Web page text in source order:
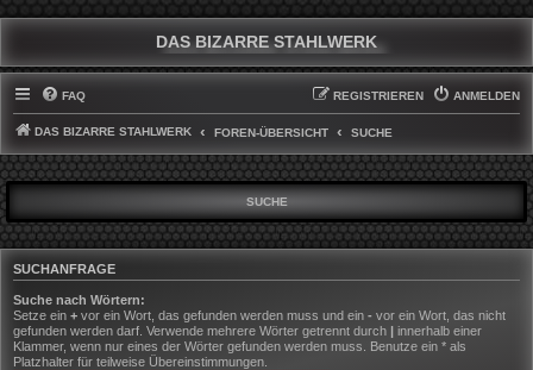
DAS BIZARRE STAHLWERK
FAQ ANMELDEN
REGISTRIEREN
DAS BIZARRE STAHLWERK FOREN-ÜBERSICHT SUCHE
SUCHE
SUCHANFRAGE
Suche nach Wörtern:
Setze ein + vor ein Wort, das gefunden werden muss und ein - vor ein Wort, das nicht
gefunden werden darf. Verwende mehrere Wörter getrennt durch | innerhalb einer
Klammer, wenn nur eines der Wörter gefunden werden muss. Benutze ein * als
Platzhalter für teilweise Übereinstimmungen.